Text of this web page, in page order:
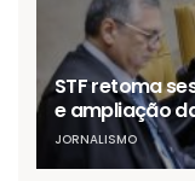
STF retoma
e ampliação
JORNALISMO